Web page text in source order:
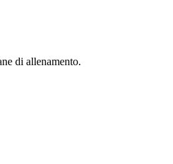
di allenamento.